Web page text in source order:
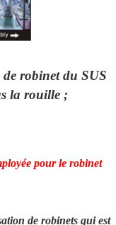
robinet du SUS
la rouille ;
pour le robinet
de robinets qui est